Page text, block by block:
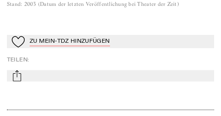
Stand: 2003 (Datum der letzten Veröffentlichung bei Theater der Zeit )
Zu Mein-TdZ hinzufügen
ZU MEIN-TDZ HINZUFÜGEN
TEILEN:
mail